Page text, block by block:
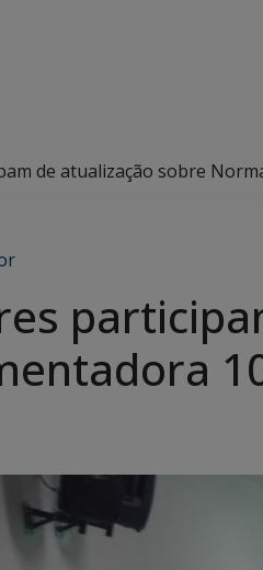
de atualização sobre